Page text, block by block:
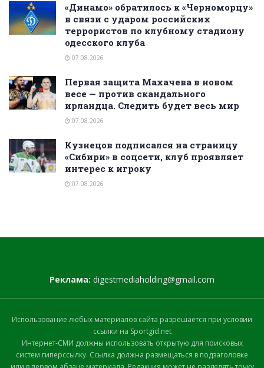
«Динамо» обратилось к «Черноморцу»
в связи с ударом российских
террористов по клубному стадиону
одесского клуба
07.08.2026
Первая защита Махачева в новом
весе — против скандального
ирландца. Следить будет весь мир
07.08.2026
Кузнецов подписался на страницу
«Сибири» в соцсети, клуб проявляет
интерес к игроку
07.08.2026
Реклама: digestmediaholding@gmail.com
Использование любых материалов сайта разрешается при условии
ссылки на Sportgid.net
Интернет-СМИ должны использовать открытую для поисковых
систем гиперссылку. Ссылка должна размещаться в подзаголовке